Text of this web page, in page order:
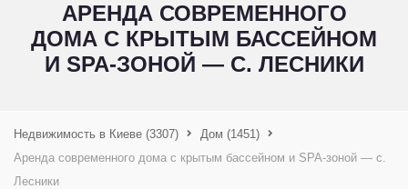
АРЕНДА СОВРЕМЕННОГО
ДОМА С КРЫТЫМ БАССЕЙНОМ
И SPA-ЗОНОЙ — С. ЛЕСНИКИ
Недвижимость в Киеве (3307) Дом (1451)
Аренда современного дома с крытым бассейном и SPA-зоной — с.
Лесники